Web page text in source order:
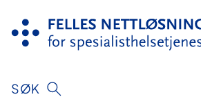
innhold
SØK